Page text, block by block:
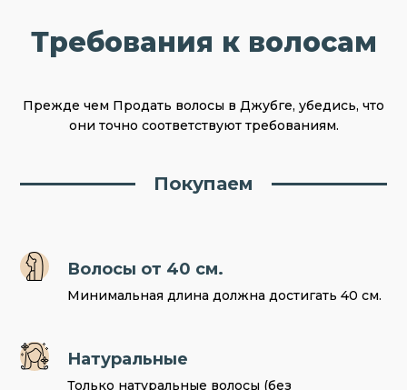
Требования к волосам
Прежде чем Продать волосы в Джубге, убедись, что
они точно соответствуют требованиям.
Покупаем
Волосы от 40 см.
Минимальная длина должна достигать 40 см.
Натуральные
Только натуральные волосы (без